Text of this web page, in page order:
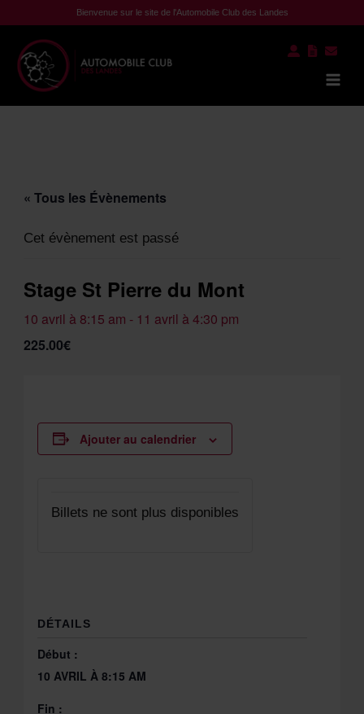
au
contenu
Bienvenue sur le site de l'Automobile Club des Landes
« Tous les Évènements
Cet évènement est passé
Stage St Pierre du Mont
10 avril à 8:15 am - 11 avril à 4:30 pm
225.00€
Ajouter au calendrier
DÉTAILS
Début :
10 AVRIL À 8:15 AM
Fin :
Billets ne sont plus disponibles